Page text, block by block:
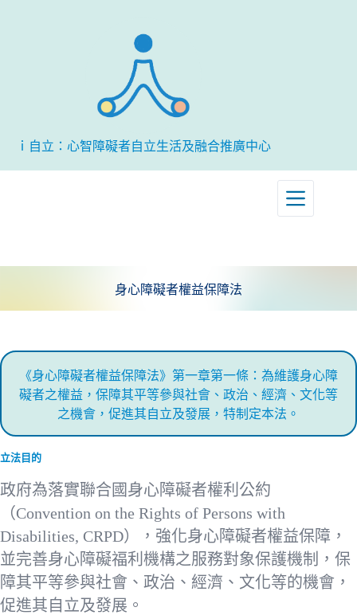
ｉ自立：心智障礙者自立生活及融合推廣中心
身心障礙者權益保障法
《身心障礙者權益保障法》第一章第一條：為維護身心障
礙者之權益，保障其平等參與社會、政治、經濟、文化等
之機會，促進其自立及發展，特制定本法。
立法目的
政府為落實聯合國身心障礙者權利公約
（Convention on the Rights of Persons with
Disabilities, CRPD），強化身心障礙者權益保障，
並完善身心障礙福利機構之服務對象保護機制，保
障其平等參與社會、政治、經濟、文化等的機會，
促進其自立及發展。